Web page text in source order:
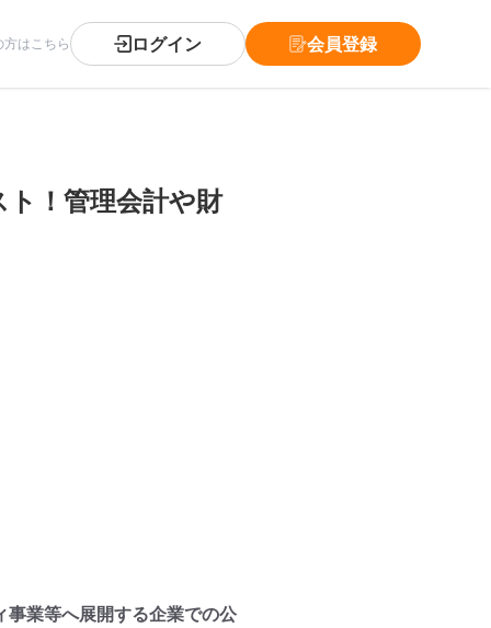
はこちら ログイン 会員登録
ト！管理会計や財
事業等へ展開する企業での公